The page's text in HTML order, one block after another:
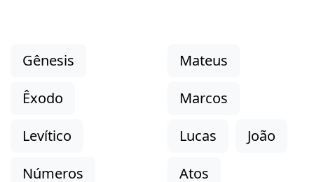
Gênesis
Êxodo
Levítico
Números
Mateus
Marcos
Lucas
João
Atos